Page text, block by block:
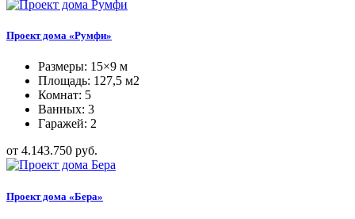
Проект дома «Румфи»
Размеры: 15×9 м
Площадь: 127,5 м2
Комнат: 5
Ванных: 3
Гаражей: 2
от 4.143.750 руб.
Проект дома «Бера»